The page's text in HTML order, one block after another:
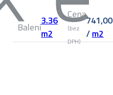
Balení3.36
m2
Cena
(bez
DPH)
741,00
/m2